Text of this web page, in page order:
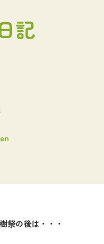
記
祭の後は・・・